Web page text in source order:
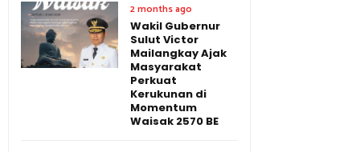
2 months ago
Wakil Gubernur
Sulut Victor
Mailangkay Ajak
Masyarakat
Perkuat
Kerukunan di
Momentum
Waisak 2570 BE